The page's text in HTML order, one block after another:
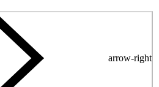
arrow-right